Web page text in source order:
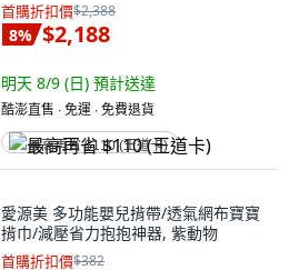
首購折扣價$2,388
8% $2,188
明天 8/9 (日) 預計送達
酷澎直售 ∙ 免運 ∙ 免費退貨
最高再省 $110 (王道卡)
愛源美 多功能嬰兒揹帶/透氣網布寶寶
揹巾/減壓省力抱抱神器, 紫動物
首購折扣價$382